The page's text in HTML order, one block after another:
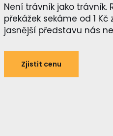
Není trávník jako trávník.
překážek sekáme od 1
jasnější představu nás
Zjistit cenu